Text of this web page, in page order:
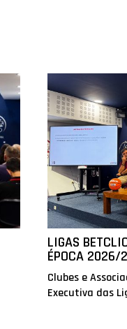
LIGAS
ÉPOCA 2026/
Clubes e
Executiva das